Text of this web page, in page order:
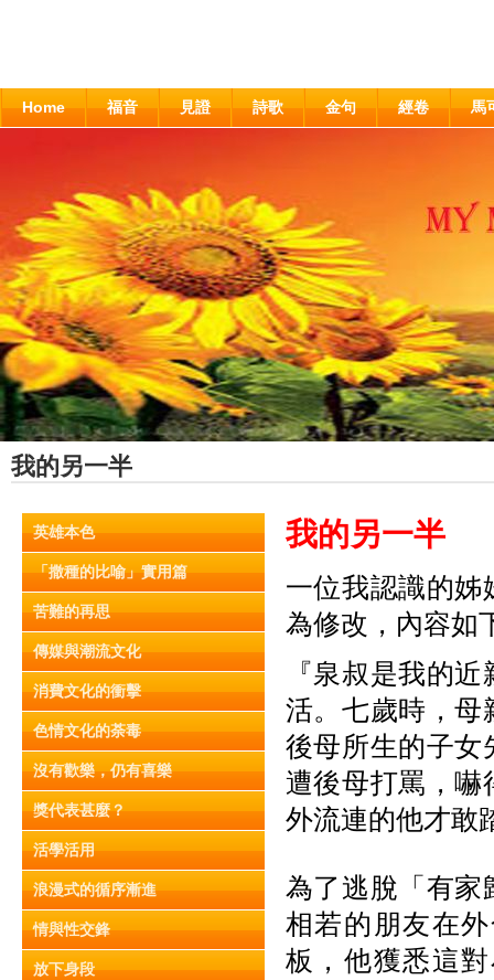
Home 福音 見證 詩歌 金句 經卷 馬
我的另一半
英雄本色
「撒種的比喻」實用篇
苦難的再思
傳媒與潮流文化
消費文化的衝擊
色情文化的荼毒
沒有歡樂，仍有喜樂
獎代表甚麼？
活學活用
浪漫式的循序漸進
情與性交鋒
放下身段
我的另一半
一位我認識的姊
為修改，內容如
『泉叔是我的
活。七歲時，母
後母所生的子女
遭後母打罵，嚇
外流連的他才敢
為了逃脫「有家
相若的朋友在
板，他獲悉這